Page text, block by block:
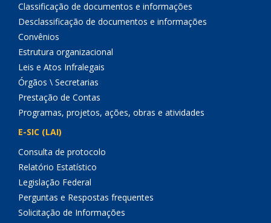
Classificação de documentos e informações
Desclassificação de documentos e informações
Convênios
Estrutura organizacional
Leis e Atos Infralegais
Órgãos \ Secretarias
Prestação de Contas
Programas, projetos, ações, obras e atividades
E-SIC (LAI)
Consulta de protocolo
Relatório Estatístico
Legislação Federal
Perguntas e Respostas frequentes
Solicitação de Informações